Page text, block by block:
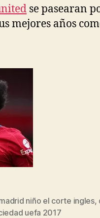
se pasearan
mejores años
niño el corte ingles,
uefa 2017